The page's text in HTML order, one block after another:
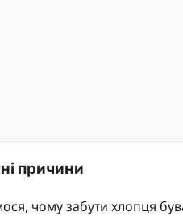
причини
чому забути хлопця